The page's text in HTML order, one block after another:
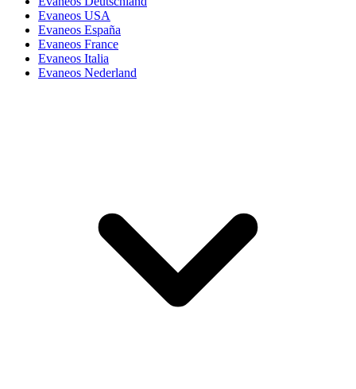
Evaneos USA
Evaneos España
Evaneos France
Evaneos Italia
Evaneos Nederland